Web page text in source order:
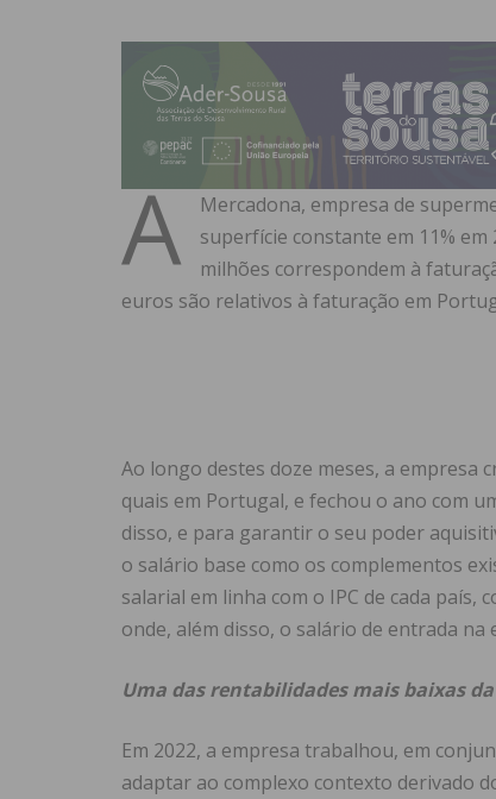
A
Mercadona, empresa de
superfície constante em 11%
milhões correspondem à
euros são relativos à faturação em
Ao longo destes doze meses, a empresa
quais em Portugal, e fechou o ano com
disso, e para garantir o seu poder
o salário base como os complementos
salarial em linha com o IPC de cada país,
onde, além disso, o salário de entrada
Uma das rentabilidades mais baixas
Em 2022, a empresa trabalhou, em
adaptar ao complexo contexto derivado